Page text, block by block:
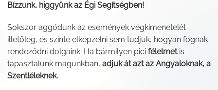
Bízzunk, higgyünk az Égi Segítségben!
Sokszor aggódunk az események végkimenetelét
illetőleg, és szinte elképzelni sem tudjuk, hogyan fognak
rendeződni dolgaink. Ha bármilyen pici félelmetis
tapasztalunk magunkban, adjuk át azt az Angyaloknak, a
Szentléleknek.